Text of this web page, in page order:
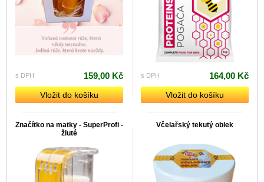
s DPH 159,00 Kč
Vložit do košíku
s DPH 164,00 Kč
Vložit do košíku
Značítko na matky - SuperProfi -
žluté
Včelařský tekutý oblek